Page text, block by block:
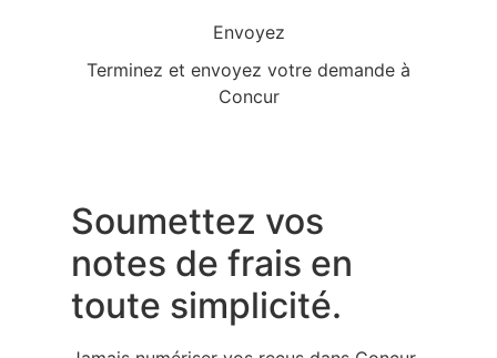
Envoyez
Terminez et envoyez votre demande à
Concur
Soumettez vos
notes de frais en
toute simplicité.